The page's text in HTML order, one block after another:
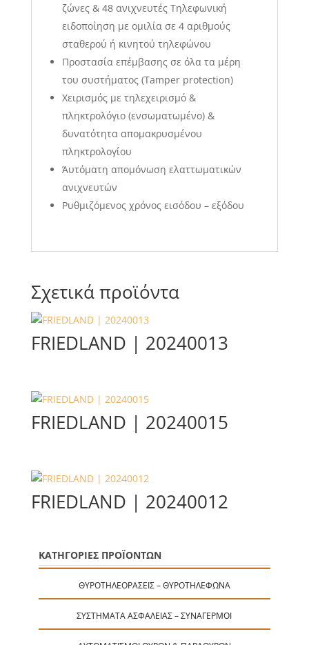
ζώνες & 48 ανιχνευτές Τηλεφωνική
ειδοποίηση με ομιλία σε 4 αριθμούς
σταθερού ή κινητού τηλεφώνου
Προστασία επέμβασης σε όλα τα μέρη
του συστήματος (Tamper protection)
Χειρισμός με τηλεχειρισμό &
πληκτρολόγιο (ενσωματωμένο) &
δυνατότητα απομακρυσμένου
πληκτρολογίου
Άυτόματη απομόνωση ελαττωματικών
ανιχνευτών
Ρυθμιζόμενος χρόνος εισόδου – εξόδου
Σχετικά προϊόντα
FRIEDLAND | 20240013
FRIEDLAND | 20240015
FRIEDLAND | 20240012
ΚΑΤΗΓΟΡΙΕΣ ΠΡΟΪΟΝΤΩΝ
ΘΥΡΟΤΗΛΕΟΡΆΣΕΙΣ – ΘΥΡΟΤΗΛΈΦΩΝΑ
ΣΥΣΤΉΜΑΤΑ ΑΣΦΑΛΕΊΑΣ – ΣΥΝΑΓΕΡΜΟΊ